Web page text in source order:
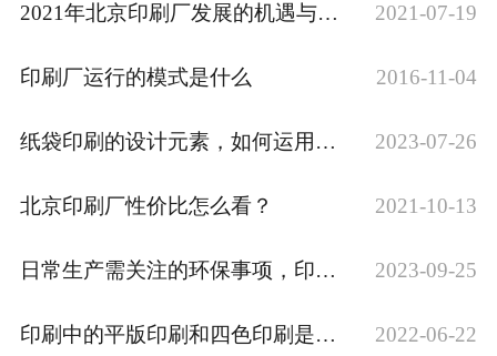
2021年北京印刷厂发展的机遇与挑战 2021-07-19
印刷厂运行的模式是什么 2016-11-04
纸袋印刷的设计元素，如何运用设计元素打造··· 2023-07-26
北京印刷厂性价比怎么看？ 2021-10-13
日常生产需关注的环保事项，印企看这一篇就··· 2023-09-25
印刷中的平版印刷和四色印刷是什么意思 2022-06-22